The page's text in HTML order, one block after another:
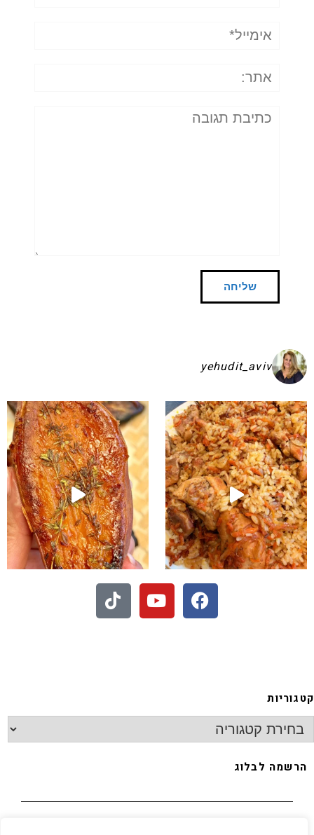
אימייל*
אתר:
תגובה
yehudit_aviv
שאני מכינה אותן א
בעיני הוא הכי טעים שיש
קטגוריות
הרשמה לבלוג